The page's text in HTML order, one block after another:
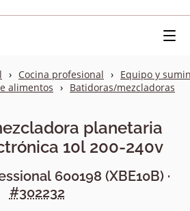
Cocina profesional
Equipo y
alimentos
Batidoras/mezcladoras
planetaria
10l 200-240v
600198 (XBE10B) ·
#302232